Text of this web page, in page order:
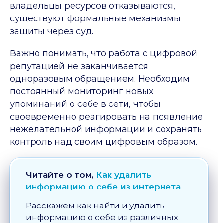
владельцы ресурсов отказываются,
существуют формальные механизмы
защиты через суд.
Важно понимать, что работа с цифровой
репутацией не заканчивается
одноразовым обращением. Необходим
постоянный мониторинг новых
упоминаний о себе в сети, чтобы
своевременно реагировать на появление
нежелательной информации и сохранять
контроль над своим цифровым образом.
Читайте о том, Как удалить
информацию о себе из интернета
Расскажем как найти и удалить
информацию о себе из различных